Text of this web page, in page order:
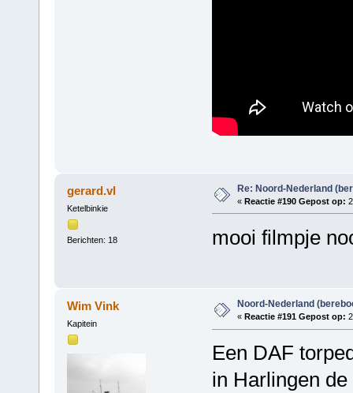
gerard.vl
Ketelbinkie
Berichten: 18
Re: Noord-Nederland
« Reactie #190 Gepost op:
mooi filmpje
Wim Vink
Kapitein
Noord-Nederland
« Reactie #191 Gepost op:
Een DAF
in Harlingen